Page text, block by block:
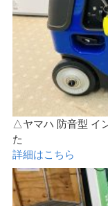
△ヤマハ 防音型 イ
た
詳細はこちら